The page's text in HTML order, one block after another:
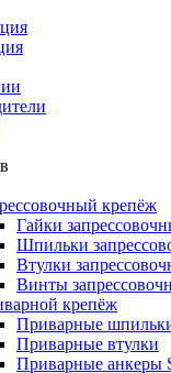
крепёж
Гайки
Шпильки
Втулки
Винты
крепёж
Приварные
Приварные втулки
Приварные анкеры